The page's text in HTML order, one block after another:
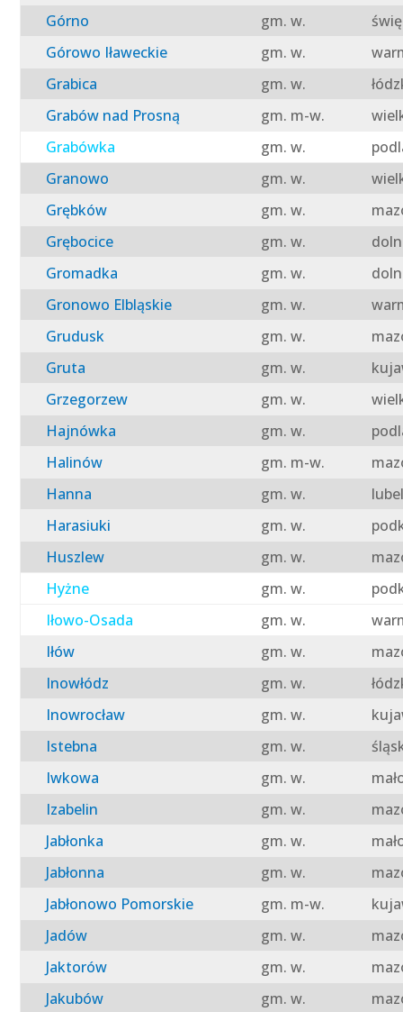
Górno
gm. w.
Górowo Iławeckie
gm. w.
Grabica
gm. w.
Grabów nad Prosną
gm. m-w.
Grabówka
gm. w.
Granowo
gm. w.
Grębków
gm. w.
Grębocice
gm. w.
Gromadka
gm. w.
Gronowo Elbląskie
gm. w.
Grudusk
gm. w.
Gruta
gm. w.
Grzegorzew
gm. w.
Hajnówka
gm. w.
Halinów
gm. m-w.
Hanna
gm. w.
Harasiuki
gm. w.
Huszlew
gm. w.
Hyżne
gm. w.
Iłowo-Osada
gm. w.
Iłów
gm. w.
Inowłódz
gm. w.
Inowrocław
gm. w.
Istebna
gm. w.
Iwkowa
gm. w.
Izabelin
gm. w.
Jabłonka
gm. w.
Jabłonna
gm. w.
Jabłonowo Pomorskie
gm. m-w.
Jadów
gm. w.
Jaktorów
gm. w.
Jakubów
gm. w.